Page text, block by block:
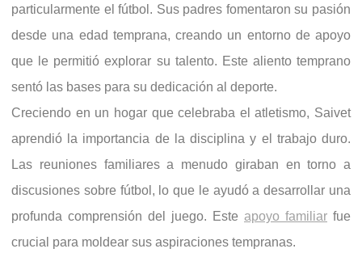
particularmente el fútbol. Sus padres fomentaron su pasión
desde una edad temprana, creando un entorno de apoyo
que le permitió explorar su talento. Este aliento temprano
sentó las bases para su dedicación al deporte.
Creciendo en un hogar que celebraba el atletismo, Saivet
aprendió la importancia de la disciplina y el trabajo duro.
Las reuniones familiares a menudo giraban en torno a
discusiones sobre fútbol, lo que le ayudó a desarrollar una
profunda comprensión del juego. Este apoyo familiar fue
crucial para moldear sus aspiraciones tempranas.